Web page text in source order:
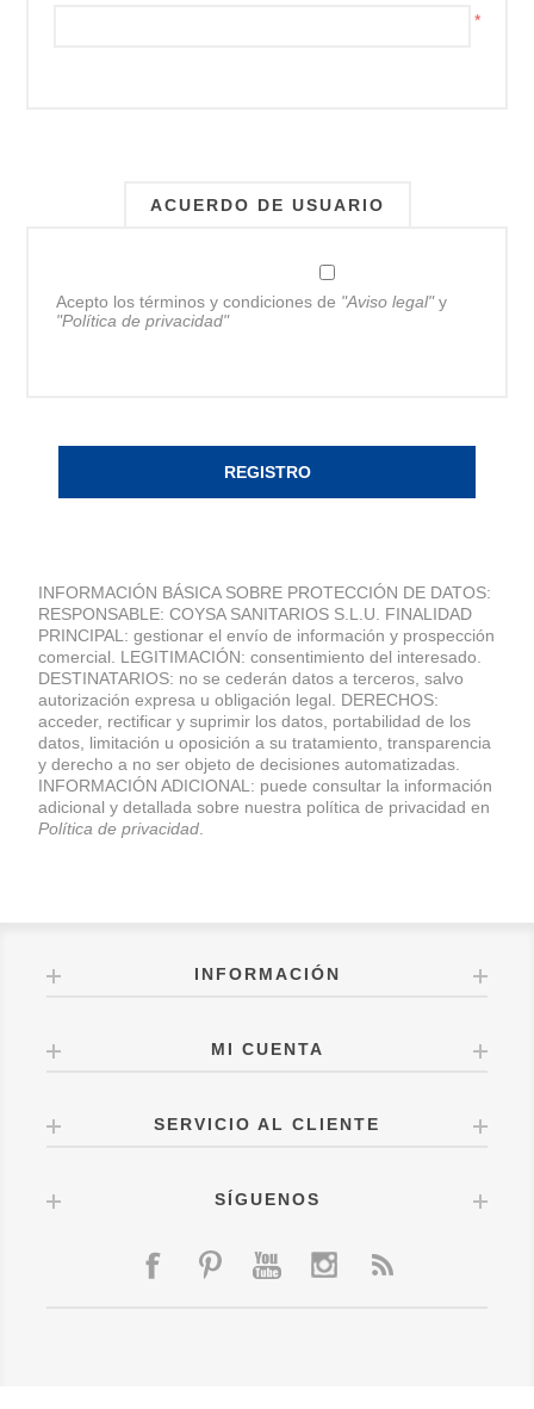
*
ACUERDO DE USUARIO
Acepto los términos y condiciones de "Aviso legal"y
"Política de privacidad"
REGISTRO
INFORMACIÓN BÁSICA SOBRE PROTECCIÓN DE DATOS:
RESPONSABLE: COYSA SANITARIOS S.L.U. FINALIDAD
PRINCIPAL: gestionar el envío de información y prospección
comercial. LEGITIMACIÓN: consentimiento del interesado.
DESTINATARIOS: no se cederán datos a terceros, salvo
autorización expresa u obligación legal. DERECHOS:
acceder, rectificar y suprimir los datos, portabilidad de los
datos, limitación u oposición a su tratamiento, transparencia
y derecho a no ser objeto de decisiones automatizadas.
INFORMACIÓN ADICIONAL: puede consultar la información
adicional y detallada sobre nuestra política de privacidad en
Política de privacidad
INFORMACIÓN
MI CUENTA
SERVICIO AL CLIENTE
SÍGUENOS